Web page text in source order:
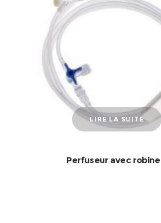
LIRE LA SUITE
Perfuseur avec